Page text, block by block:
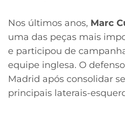
Nos últimos anos, Marc
uma das peças mais
e participou de
equipe inglesa. O
Madrid após consolidar
principais laterais-